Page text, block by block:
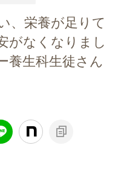
、栄養が足りて
がなくなりまし
養生科生徒さん